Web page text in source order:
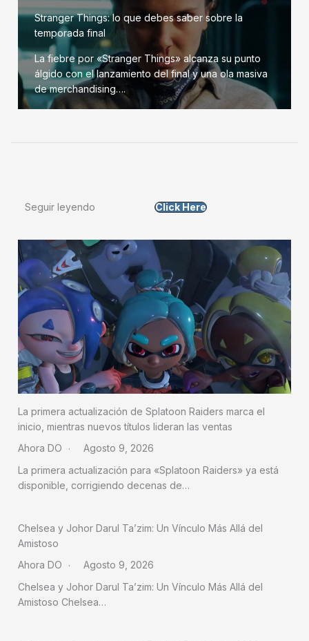
Stranger Things: lo que debes saber sobre la
temporada final
La fiebre por «Stranger Things» alcanza su punto
álgido con el lanzamiento del final y una ola masiva
de merchandising….
Seguir leyendo Click Here
La primera actualización de Splatoon Raiders marca el
inicio, mientras nuevos títulos lideran las ventas
Ahora DO
Agosto 9, 2026
La primera actualización para «Splatoon Raiders» ya está
disponible, corrigiendo decenas de…
Chelsea y Johor Darul Ta’zim: Un Vínculo Más Allá del
Amistoso
Ahora DO
Agosto 9, 2026
Chelsea y Johor Darul Ta’zim: Un Vínculo Más Allá del
Amistoso Chelsea…